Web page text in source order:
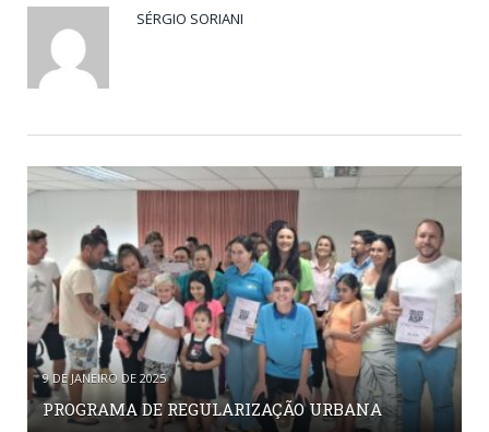
SÉRGIO SORIANI
9 DE JANEIRO DE 2025
PROGRAMA DE REGULARIZAÇÃO URBANA